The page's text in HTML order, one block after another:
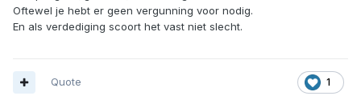
Oftewel je hebt er geen vergunning voor nodig.
En als verdediging scoort het vast niet slecht.
1
Quote